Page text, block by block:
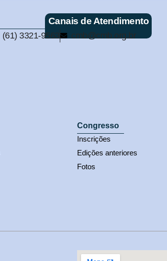
Canais de Atendimento
(61) 3321-9563 cmb@cmb.org.br
Congresso
Inscrições
Edições anteriores
Fotos